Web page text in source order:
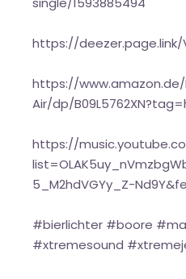
https://deezer.page.link/
https://
Air/dp/
https://
5_M2hdVGYy_Z-
#bierlichter #boore
#xtremesound